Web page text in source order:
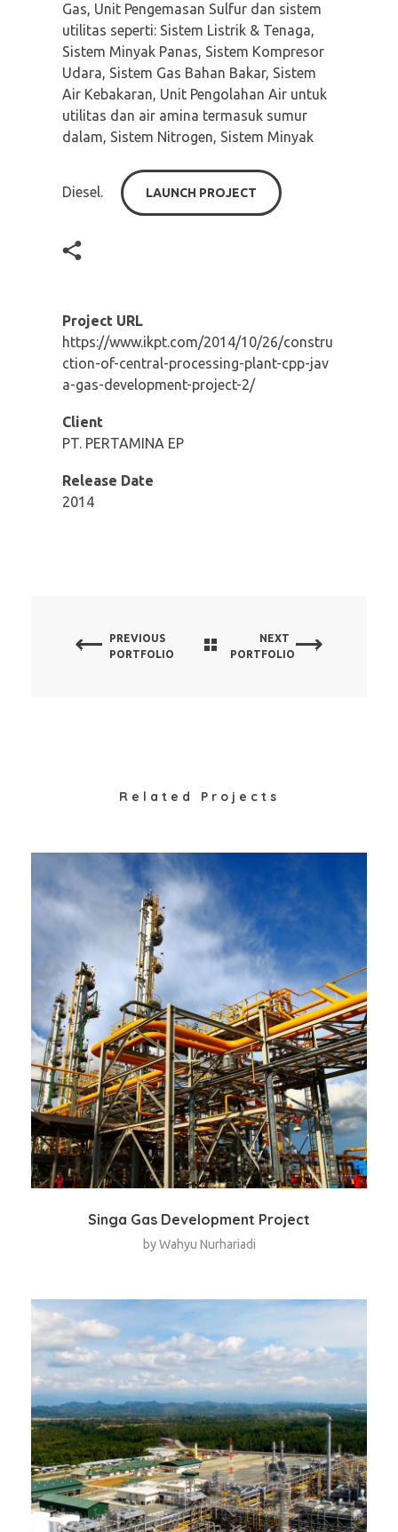
Gas, Unit Pengemasan Sulfur dan sistem
utilitas seperti: Sistem Listrik & Tenaga,
Sistem Minyak Panas, Sistem Kompresor
Udara, Sistem Gas Bahan Bakar, Sistem
Air Kebakaran, Unit Pengolahan Air untuk
utilitas dan air amina termasuk sumur
dalam, Sistem Nitrogen, Sistem Minyak
Diesel. LAUNCH PROJECT
Project URL
https://www.ikpt.com/2014/10/26/constru
ction-of-central-processing-plant-cpp-jav
a-gas-development-project-2/
Client
PT. PERTAMINA EP
Release Date
2014
PREVIOUS
PORTFOLIO
NEXT
PORTFOLIO
Related Projects
Singa Gas Development Project
by Wahyu Nurhariadi